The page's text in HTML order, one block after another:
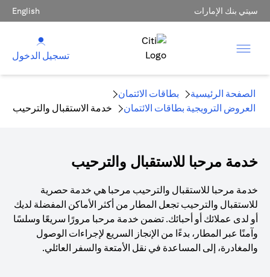
سيتي بنك الإمارات English
تسجيل الدخول
الصفحة الرئيسية
بطاقات الائتمان
العروض الترويجية بطاقات الائتمان
خدمة الاستقبال والترحيب
خدمة مرحبا للاستقبال والترحيب
خدمة مرحبا للاستقبال والترحيب مرحبا هي خدمة حصرية
للاستقبال والترحيب تجعل المطار من أكثر الأماكن المفضلة لديك
أو لدى عملائك أو أحبائك. تضمن خدمة مرحبا مرورًا سريعًا وسلسًا
وآمنًا عبر المطار، بدءًا من الإنجاز السريع لإجراءات الوصول
والمغادرة، إلى المساعدة في نقل الأمتعة والسفر العائلي.